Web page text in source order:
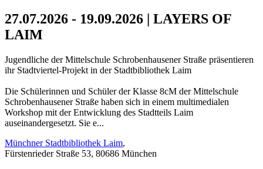
27.07.2026 - 19.09.2026 | LAYERS OF
LAIM
Jugendliche der Mittelschule Schrobenhausener Straße präsentieren
ihr Stadtviertel-Projekt in der Stadtbibliothek Laim
Die Schülerinnen und Schüler der Klasse 8cM der Mittelschule
Schrobenhausener Straße haben sich in einem multimedialen
Workshop mit der Entwicklung des Stadtteils Laim
auseinandergesetzt. Sie e...
Münchner Stadtbibliothek Laim,
Fürstenrieder Straße 53, 80686 München